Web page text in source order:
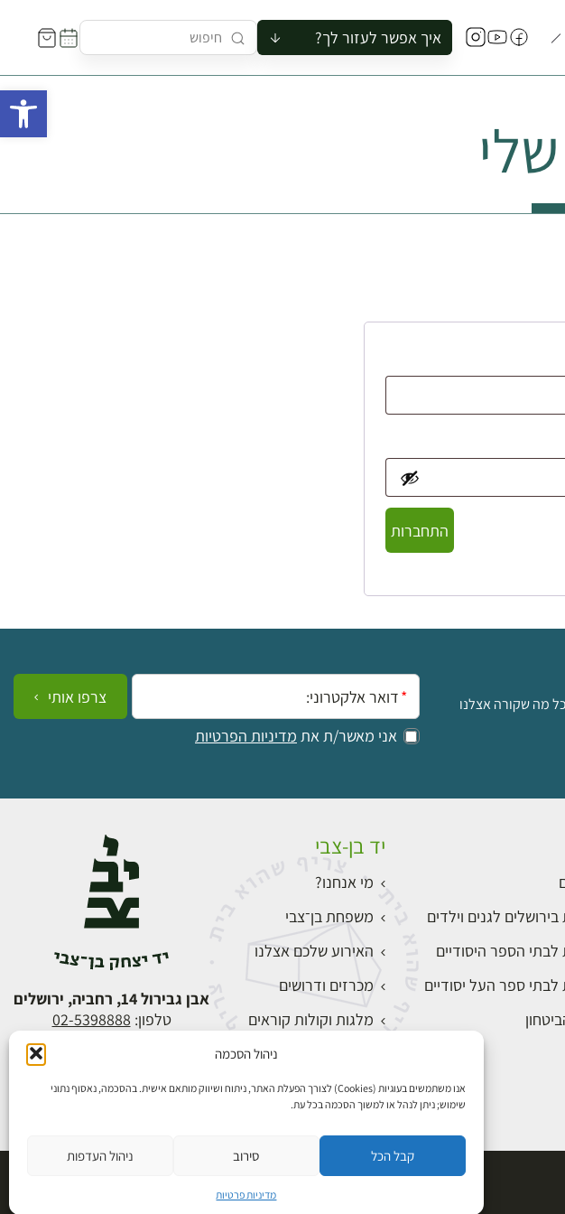
ניהול הסכמה
אנו משתמשים בעוגיות (Cookies) לצורך הפעלת האתר, ניתוח ושיווק מותאם אישית. בהסכמה, נאסוף נתוני
שימוש; ניתן לנהל או למשוך הסכמה בכל עת.
קבל הכל סירוב ניהול העדפות
מדיניות פרטיות
איך אפשר לעזור לך?
להזמין סיור לקבוצה
לתאם ביקור בצריף
התחברות
מה שקורה אצלנו
אימייל:
אני מאשר/ת את מדיניות הפרטיות
צרפו אותי
בירושלים לגנים וילדים
לבתי הספר היסודיים
לבתי ספר העל יסודיים
יד בן-צבי
מי אנחנו?
משפחת בן־צבי
האירוע שלכם אצלנו
מכרזים ודרושים
מלגות וקולות קוראים
התחברות
אבן גבירול 14, רחביה, ירושלים
טלפון: 02-5398888